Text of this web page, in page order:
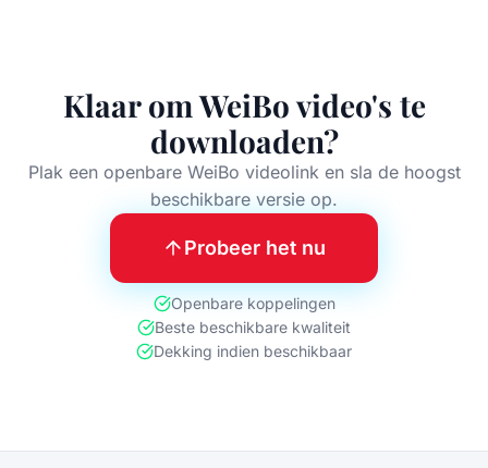
Klaar om WeiBo video's te
downloaden?
Plak een openbare WeiBo videolink en sla de hoogst
beschikbare versie op.
Probeer het nu
Openbare koppelingen
Beste beschikbare kwaliteit
Dekking indien beschikbaar